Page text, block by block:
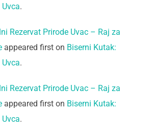
.
Rezervat Prirode Uvac – Raj za
appeared first on Biserni Kutak:
.
Rezervat Prirode Uvac – Raj za
appeared first on Biserni Kutak:
.